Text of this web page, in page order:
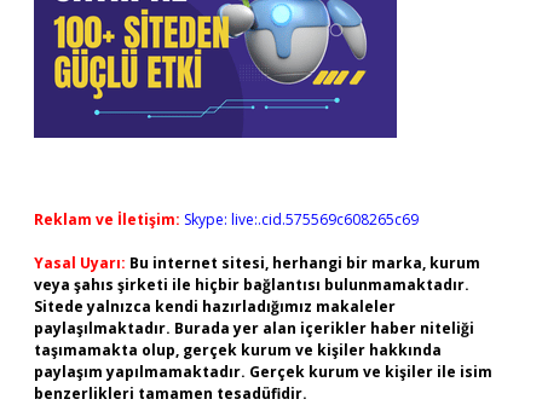
Reklam ve İletişim: Skype: live:.cid.575569c608265c69
Yasal Uyarı: Bu internet sitesi, herhangi bir marka, kurum
veya şahıs şirketi ile hiçbir bağlantısı bulunmamaktadır.
Sitede yalnızca kendi hazırladığımız makaleler
paylaşılmaktadır. Burada yer alan içerikler haber niteliği
taşımamakta olup, gerçek kurum ve kişiler hakkında
paylaşım yapılmamaktadır. Gerçek kurum ve kişiler ile isim
benzerlikleri tamamen tesadüfidir.